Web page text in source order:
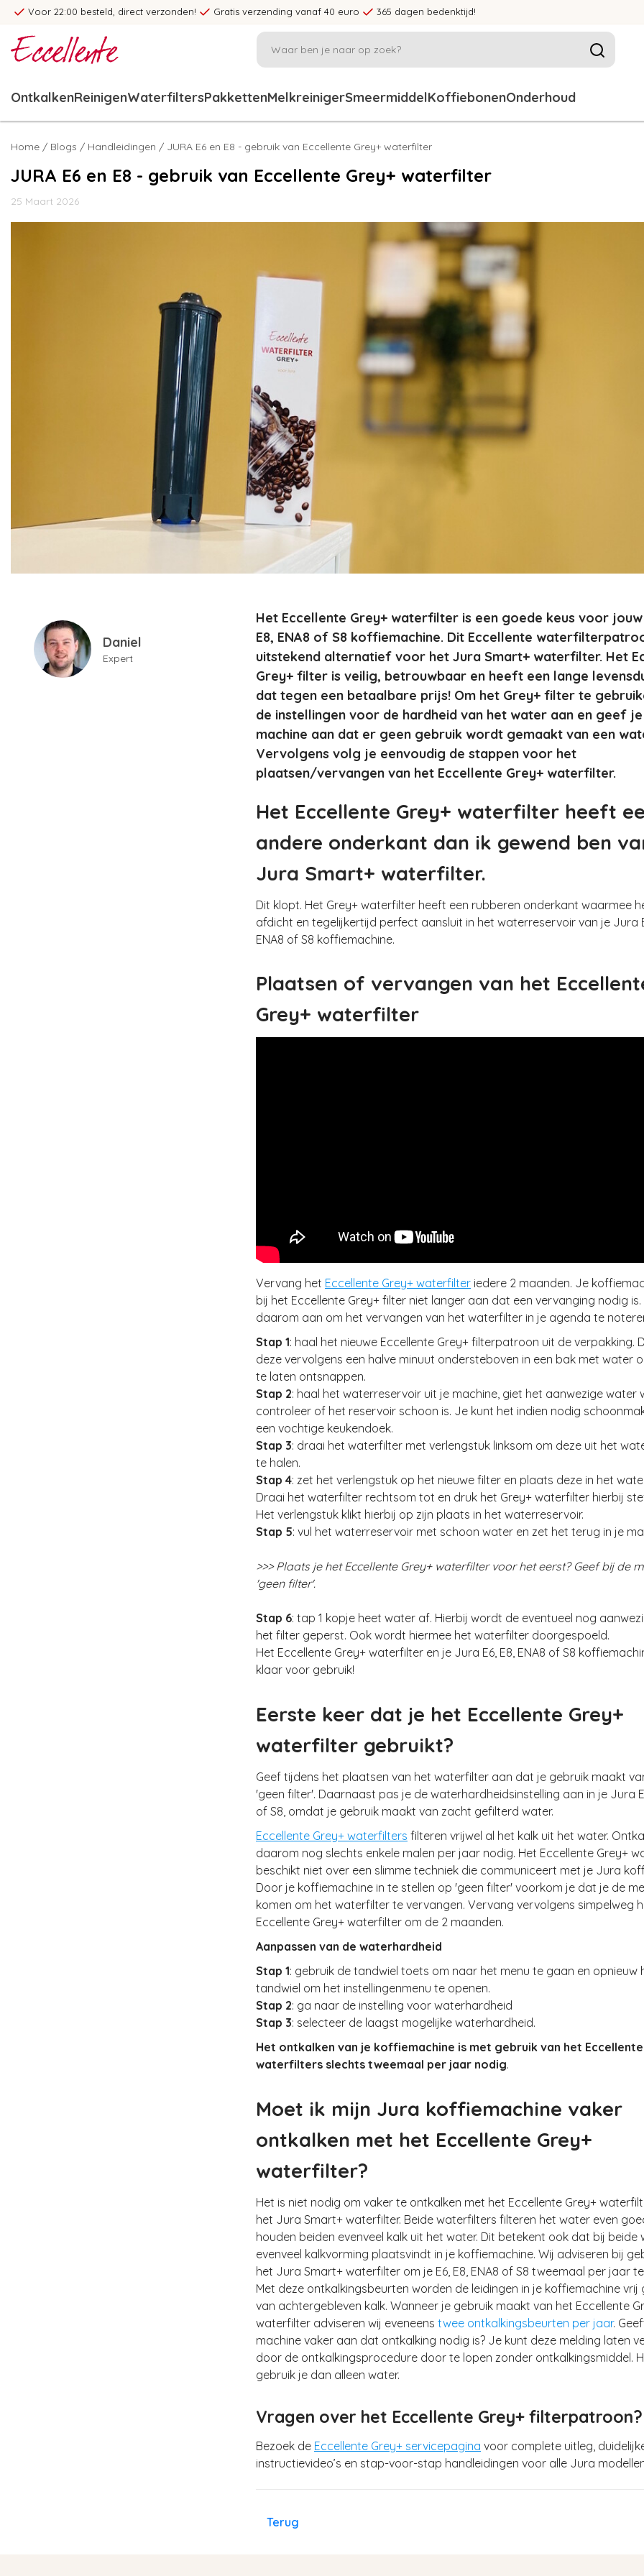
Voor 22:00 besteld, direct verzonden! Gratis verzending vanaf 40 euro 365 dagen bedenktijd!
OntkalkenReinigenWaterfiltersPakkettenMelkreinigerSmeermiddelKoffiebonenOnderhoud
Home / Blogs / Handleidingen / JURA E6 en E8 - gebruik van Eccellente Grey+ waterfilter
JURA E6 en E8 - gebruik van Eccellente Grey+ waterfilter
25 Maart 2026
Daniel
Expert
Het Eccellente Grey+ waterfilter is een goede keus voor jouw
E8, ENA8 of S8 koffiemachine. Dit Eccellente
uitstekend alternatief voor het Jura Smart+ waterfilter. Het
Grey+ filter is veilig, betrouwbaar en heeft een lange
dat tegen een betaalbare prijs! Om het Grey+ filter te
de instellingen voor de hardheid van het water aan en geef
machine aan dat er geen gebruik wordt gemaakt van een
Vervolgens volg je eenvoudig de stappen voor het
plaatsen/vervangen van het Eccellente Grey+ waterfilter.
Het Eccellente Grey+ waterfilter heeft
andere onderkant dan ik gewend ben
Jura Smart+ waterfilter.
Dit klopt. Het Grey+ waterfilter heeft een rubberen onderkant waarmee
afdicht en tegelijkertijd perfect aansluit in het waterreservoir van je Jura
ENA8 of S8 koffiemachine.
Plaatsen of vervangen van het
Grey+ waterfilter
Vervang het Eccellente Grey+ waterfilteriedere 2 maanden. Je
bij het Eccellente Grey+ filter niet langer aan dat een vervanging nodig is.
daarom aan om het vervangen van het waterfilter in je agenda te
Stap 1: haal het nieuwe Eccellente Grey+ filterpatroon uit de verpakking.
deze vervolgens een halve minuut ondersteboven in een bak met water
te laten ontsnappen.
Stap 2: haal het waterreservoir uit je machine, giet het aanwezige water
controleer of het reservoir schoon is. Je kunt het indien nodig
een vochtige keukendoek.
Stap 3: draai het waterfilter met verlengstuk linksom om deze uit het
te halen.
Stap 4: zet het verlengstuk op het nieuwe filter en plaats deze in het
Draai het waterfilter rechtsom tot en druk het Grey+ waterfilter hierbij
Het verlengstuk klikt hierbij op zijn plaats in het waterreservoir.
Stap 5: vul het waterreservoir met schoon water en zet het terug in je
>>> Plaats je het Eccellente Grey+ waterfilter voor het eerst? Geef bij de
'geen filter'.
Stap 6: tap 1 kopje heet water af. Hierbij wordt de eventueel nog
het filter geperst. Ook wordt hiermee het waterfilter doorgespoeld.
Het Eccellente Grey+ waterfilter en je Jura E6, E8, ENA8 of S8
klaar voor gebruik!
Eerste keer dat je het Eccellente Grey+
waterfilter gebruikt?
Geef tijdens het plaatsen van het waterfilter aan dat je gebruik maakt
'geen filter'. Daarnaast pas je de waterhardheidsinstelling aan in je Jura
of S8, omdat je gebruik maakt van zacht gefilterd water.
Eccellente Grey+ waterfilters filteren vrijwel al het kalk uit het water.
daarom nog slechts enkele malen per jaar nodig. Het Eccellente Grey+
beschikt niet over een slimme techniek die communiceert met je Jura
Door je koffiemachine in te stellen op 'geen filter' voorkom je dat je de
komen om het waterfilter te vervangen. Vervang vervolgens simpelweg
Eccellente Grey+ waterfilter om de 2 maanden.
Aanpassen van de waterhardheid
Stap 1: gebruik de tandwiel toets om naar het menu te gaan en opnieuw
tandwiel om het instellingenmenu te openen.
Stap 2: ga naar de instelling voor waterhardheid
Stap 3: selecteer de laagst mogelijke waterhardheid.
Het ontkalken van je koffiemachine is met gebruik van het
waterfilters slechts tweemaal per jaar nodig.
Moet ik mijn Jura koffiemachine vaker
ontkalken met het Eccellente Grey+
waterfilter?
Het is niet nodig om vaker te ontkalken met het Eccellente Grey+
het Jura Smart+ waterfilter. Beide waterfilters filteren het water even
houden beiden evenveel kalk uit het water. Dit betekent ook dat bij beide
evenveel kalkvorming plaatsvindt in je koffiemachine. Wij adviseren bij
het Jura Smart+ waterfilter om je E6, E8, ENA8 of S8 tweemaal per jaar
Met deze ontkalkingsbeurten worden de leidingen in je koffiemachine vrij
van achtergebleven kalk. Wanneer je gebruik maakt van het Eccellente
waterfilter adviseren wij eveneens twee ontkalkingsbeurten per jaar.
machine vaker aan dat ontkalking nodig is? Je kunt deze melding laten
door de ontkalkingsprocedure door te lopen zonder ontkalkingsmiddel.
gebruik je dan alleen water.
Vragen over het Eccellente Grey+ filterpatroon?
Bezoek de Eccellente Grey+ servicepagina voor complete uitleg,
instructievideo’s en stap-voor-stap handleidingen voor alle Jura
Terug